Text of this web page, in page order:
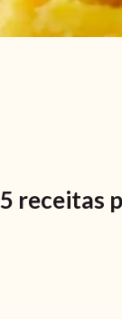
5 receitas